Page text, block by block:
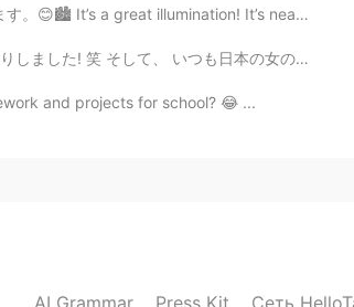
2020.09.29 14:18
great illumination! It’s near the west exit of Ikeb...
いい' と言った。日本の表現は面白いね。😋 アザラシの前で子供は '...
and projects for school? 😂 ...
AI Grammar Press Kit Сеть